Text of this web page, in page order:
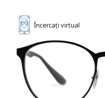
Încercațivirtual